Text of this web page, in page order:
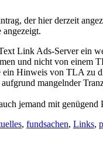
der hier derzeit
angezeigt.
Link Ads-Server ein
und nicht von
ein Hinweis von TLA zu
mangelnder
jemand mit
, fundsachen, Links,